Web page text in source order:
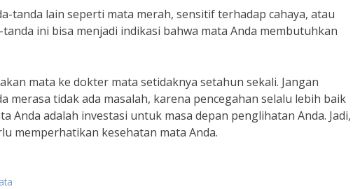
tanda lain seperti mata merah, sensitif terhadap cahaya, atau
ini bisa menjadi indikasi bahwa mata Anda membutuhkan
mata ke dokter mata setidaknya setahun sekali. Jangan
merasa tidak ada masalah, karena pencegahan selalu lebih baik
Anda adalah investasi untuk masa depan penglihatan Anda. Jadi,
memperhatikan kesehatan mata Anda.